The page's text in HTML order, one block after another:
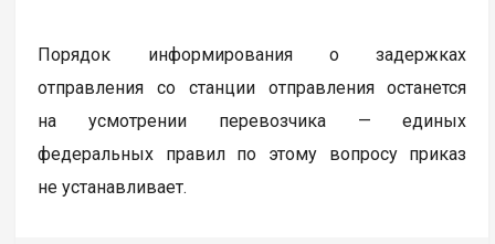
Порядок информирования о задержках
отправления со станции отправления останется
на усмотрении перевозчика — единых
федеральных правил по этому вопросу приказ
не устанавливает.